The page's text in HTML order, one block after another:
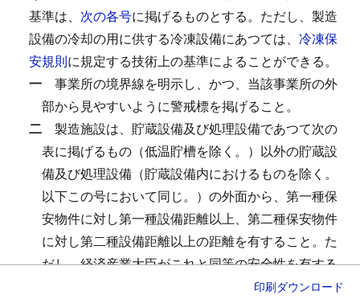
基準は、 次の各号に掲げるものとする。 ただし、製造
設備の冷却の用に供する冷凍設備にあつては、 冷凍保
安規則に規定する技術上の基準によることができる。
一
事業所の境界線を明示し、かつ、当該事業所の外
部から見やすいように警戒標を掲げること。
二
製造施設は、貯蔵設備及び処理設備であつて次の
表に掲げるもの（低温貯槽を除く。）以外の貯蔵設
備及び処理設備（貯蔵設備内におけるものを除く。
以下この号において同じ。）の外面から、第一種保
安物件に対し第一種設備距離以上、第二種保安物件
に対し第二種設備距離以上の距離を有すること。 た
だし、経済産業大臣がこれと同等の安全性を有する
ものと認めた措置を講じている場合は、この限りで
印刷ダウンロード